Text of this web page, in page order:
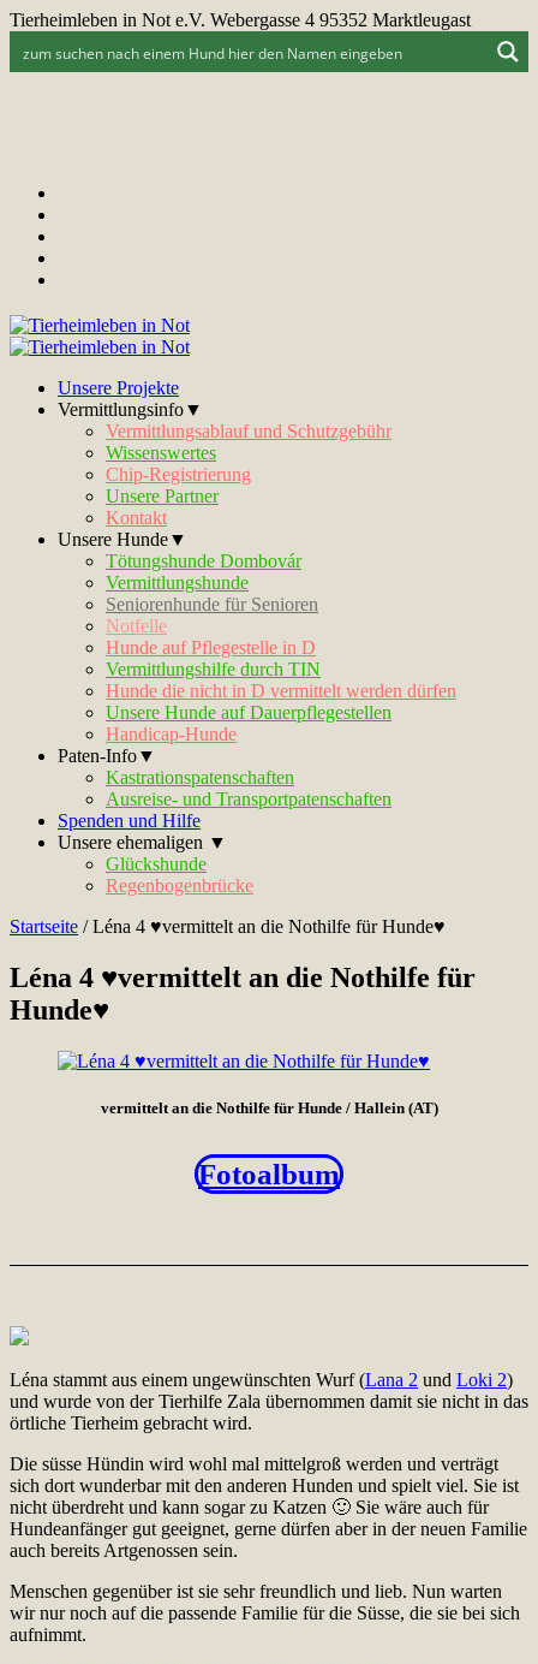
Tierheimleben in Not e.V. Webergasse 4 95352 Marktleugast
Unsere Projekte
Vermittlungsinfo▼
Vermittlungsablauf und Schutzgebühr
Wissenswertes
Chip-Registrierung
Unsere Partner
Kontakt
Unsere Hunde▼
Tötungshunde Dombovár
Vermittlungshunde
Seniorenhunde für Senioren
Notfelle
Hunde auf Pflegestelle in D
Vermittlungshilfe durch TIN
Hunde die nicht in D vermittelt werden dürfen
Unsere Hunde auf Dauerpflegestellen
Handicap-Hunde
Paten-Info▼
Kastrationspatenschaften
Ausreise- und Transportpatenschaften
Spenden und Hilfe
Unsere ehemaligen ▼
Glückshunde
Regenbogenbrücke
Startseite /Léna 4 ♥vermittelt an die Nothilfe für Hunde♥
Léna 4 ♥vermittelt an die Nothilfe für
Hunde♥
vermittelt an die Nothilfe für Hunde / Hallein (AT)
Fotoalbum
Léna stammt aus einem ungewünschten Wurf (Lana 2 und Loki 2)
und wurde von der Tierhilfe Zala übernommen damit sie nicht in das
örtliche Tierheim gebracht wird.
Die süsse Hündin wird wohl mal mittelgroß werden und verträgt
sich dort wunderbar mit den anderen Hunden und spielt viel. Sie ist
nicht überdreht und kann sogar zu Katzen 🙂 Sie wäre auch für
Hundeanfänger gut geeignet, gerne dürfen aber in der neuen Familie
auch bereits Artgenossen sein.
Menschen gegenüber ist sie sehr freundlich und lieb. Nun warten
wir nur noch auf die passende Familie für die Süsse, die sie bei sich
aufnimmt.